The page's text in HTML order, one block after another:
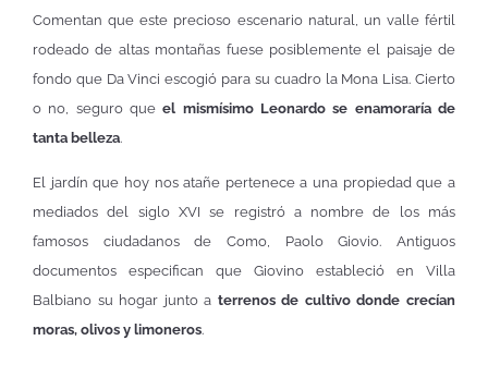
Comentan que este precioso escenario natural, un valle fértil
rodeado de altas montañas fuese posiblemente el paisaje de
fondo que Da Vinci escogió para su cuadro la Mona Lisa. Cierto
o no, seguro queel mismísimo Leonardo se enamoraría de
tanta belleza.
El jardín que hoy nos atañe pertenece a una propiedad que a
mediados del siglo XVI se registró a nombre de los más
famosos ciudadanos de Como, Paolo Giovio. Antiguos
documentos especifican que Giovino estableció en Villa
Balbiano su hogar junto a terrenos de cultivo donde crecían
moras, olivos y limoneros.